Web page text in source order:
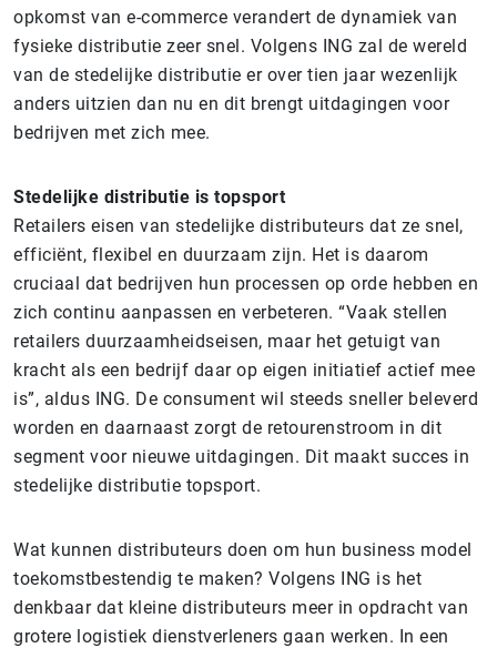
opkomst van e-commerce verandert de dynamiek van
fysieke distributie zeer snel. Volgens ING zal de wereld
van de stedelijke distributie er over tien jaar wezenlijk
anders uitzien dan nu en dit brengt uitdagingen voor
bedrijven met zich mee.
Stedelijke distributie is topsport
Retailers eisen van stedelijke distributeurs dat ze snel,
efficiënt, flexibel en duurzaam zijn. Het is daarom
cruciaal dat bedrijven hun processen op orde hebben en
zich continu aanpassen en verbeteren. “Vaak stellen
retailers duurzaamheidseisen, maar het getuigt van
kracht als een bedrijf daar op eigen initiatief actief mee
is”, aldus ING. De consument wil steeds sneller beleverd
worden en daarnaast zorgt de retourenstroom in dit
segment voor nieuwe uitdagingen. Dit maakt succes in
stedelijke distributie topsport.
Wat kunnen distributeurs doen om hun business model
toekomstbestendig te maken? Volgens ING is het
denkbaar dat kleine distributeurs meer in opdracht van
grotere logistiek dienstverleners gaan werken. In een